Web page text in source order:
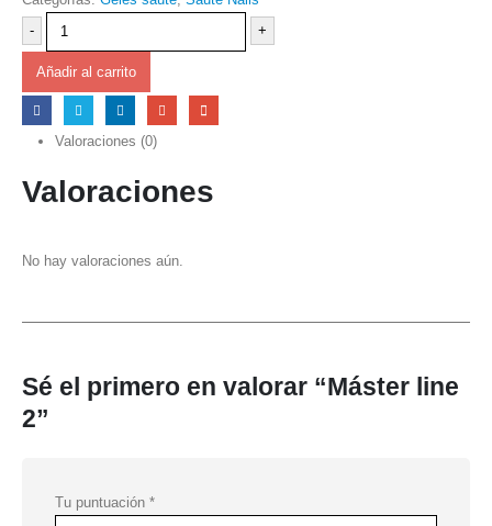
-
+
Añadir al carrito
Valoraciones (0)
Valoraciones
No hay valoraciones aún.
Sé el primero en valorar “Máster line
2”
Tu puntuación *